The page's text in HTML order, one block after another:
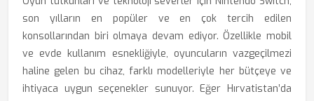
son yılların en popüler ve en çok tercih edilen
konsollarından biri olmaya devam ediyor. Özellikle mobil
ve evde kullanım esnekliğiyle, oyuncuların vazgeçilmezi
haline gelen bu cihaz, farklı modelleriyle her bütçeye ve
ihtiyaca uygun seçenekler sunuyor. Eğer Hırvatistan’da